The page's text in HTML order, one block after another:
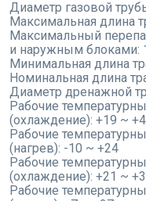
Диаметр газовой
Максимальная длина
Максимальный
и наружным блоками:
Минимальная длина
Номинальная длина
Диаметр дренажной
Рабочие
(охлаждение): +19 ~
Рабочие
(нагрев): -10 ~ +24
Рабочие
(охлаждение): +21 ~
Рабочие